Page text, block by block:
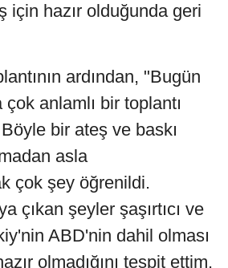
için hazır olduğunda geri
ardından, "Bugün
anlamlı bir toplantı
bir ateş ve baskı
asla
çok şey öğrenildi.
çıkan şeyler şaşırtıcı ve
ABD'nin dahil olması
olmadığını tespit ettim.